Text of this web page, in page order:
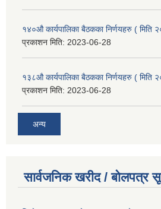
१४०औ कार्यपालिका बैठकका निर्णयहरु ( मिति
प्रकाशन मिति: 2023-06-28
१३८औ कार्यपालिका बैठकका निर्णयहरु (
प्रकाशन मिति: 2023-06-28
अन्य
सार्वजनिक खरीद / बोलपत्र